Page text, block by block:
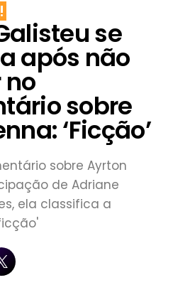
se
após não
sobre
‘Ficção’
sobre Ayrton
de Adriane
ela classifica a